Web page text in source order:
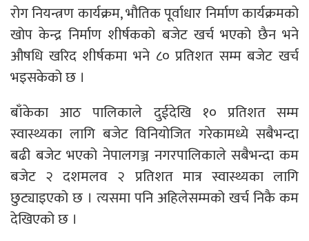
रोग नियन्त्रण कार्यक्रम, भौतिक पूर्वाधार निर्माण कार्यक्रमको
खोप केन्द्र निर्माण शीर्षकको बजेट खर्च भएको छैन भने
औषधि खरिद शीर्षकमा भने ८० प्रतिशत सम्म बजेट खर्च
भइसकेको छ ।
बाँकेका आठ पालिकाले दुईदेखि १० प्रतिशत सम्म
स्वास्थ्यका लागि बजेट विनियोजित गरेकामध्ये सबैभन्दा
बढी बजेट भएको नेपालगञ्ज नगरपालिकाले सबैभन्दा कम
बजेट २ दशमलव २ प्रतिशत मात्र स्वास्थ्यका लागि
छुट्याइएको छ । त्यसमा पनि अहिलेसम्मको खर्च निकै कम
देखिएको छ ।